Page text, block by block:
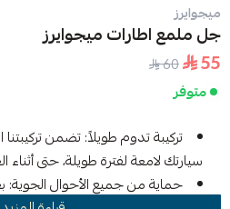
ميجوايرز
جل ملمع اطارات ميجوايرز
55
60
متوفر
تركيبة تدوم طويلاً: تضمن
سيارتك لامعة لفترة طويلة، حتى أثناء
حماية من جميع الأحوال